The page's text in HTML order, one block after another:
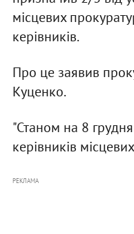
місцевих
керівників.
Про це заявив
Куценко.
"Станом на 8
керівників
РЕКЛАМА